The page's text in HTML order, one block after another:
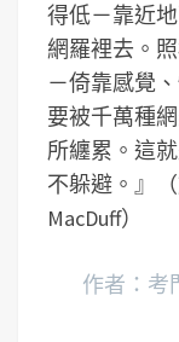
得低－靠近
網羅裡去。
－倚靠感覺
要被千萬種
所纏累。這
不躲避。』
MacDuff）
作者：考